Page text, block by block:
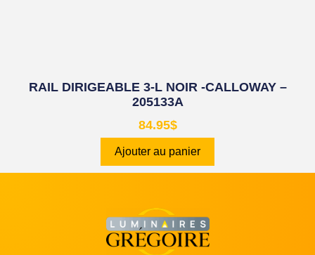
RAIL DIRIGEABLE 3-L NOIR -CALLOWAY –
205133A
84.95$
Ajouter au panier